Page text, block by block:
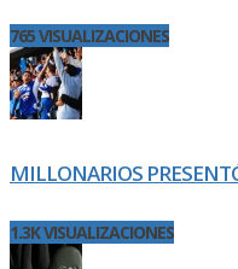
765 VISUALIZACIONES
MILLONARIOS
1.3K VISUALIZACIONES